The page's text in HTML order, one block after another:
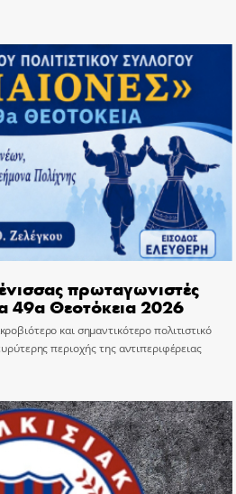
πρωταγωνιστές
49α Θεοτόκεια 2026
και σημαντικότερο πολιτιστικό
περιοχής της αντιπεριφέρειας